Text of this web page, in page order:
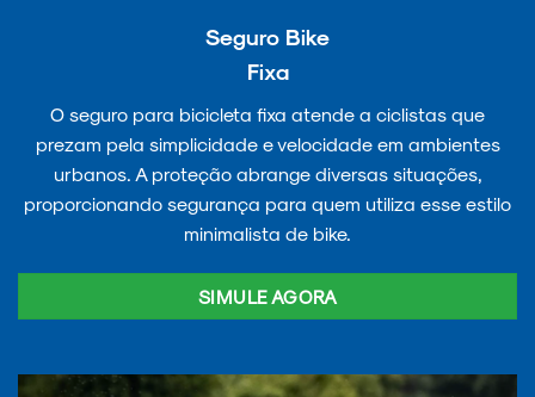
Seguro Bike
Fixa
O seguro para bicicleta fixa atende a ciclistas que
prezam pela simplicidade e velocidade em ambientes
urbanos. A proteção abrange diversas situações,
proporcionando segurança para quem utiliza esse estilo
minimalista de bike.
SIMULE AGORA